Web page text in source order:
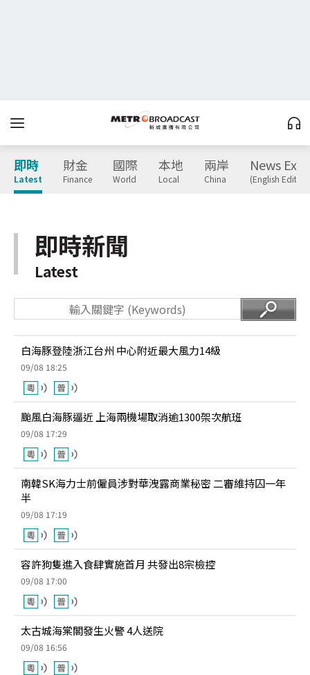
即時
Latest
財金
Finance
國際
World
本地
Local
兩岸
China
News
(English
即時新聞
Latest
白海豚登陸浙江台州 中心附近最大風力14級
09/08 18:25
颱風白海豚逼近 上海兩機場取消逾1300架次航班
09/08 17:29
南韓SK海力士前僱員涉對華洩露商業秘密 二審維持囚一年
半
09/08 17:19
容許狗隻進入食肆實施首月 共發出8宗檢控
09/08 17:00
太古城海棠閣發生火警 4人送院
09/08 16:56